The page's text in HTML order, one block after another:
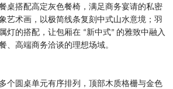
桌搭配高定灰色餐椅，满足商务宴请的私密
艺术画，以极简线条复刻中式山水意境；羽
灯的搭配，让包厢在 “新中式” 的雅致中融入
、高端商务洽谈的理想场域。
个圆桌单元有序排列，顶部木质格栅与金色